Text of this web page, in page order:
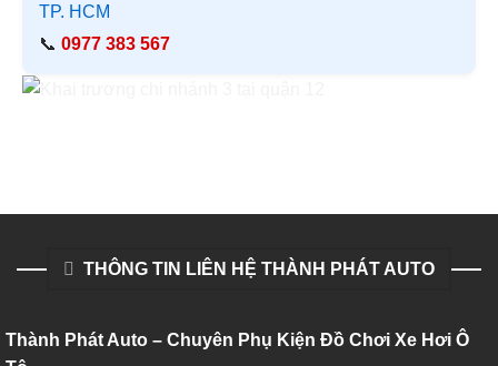
TP. HCM
📞 0977 383 567
THÔNG TIN LIÊN HỆ THÀNH PHÁT AUTO
Thành Phát Auto – Chuyên Phụ Kiện Đồ Chơi Xe Hơi Ô